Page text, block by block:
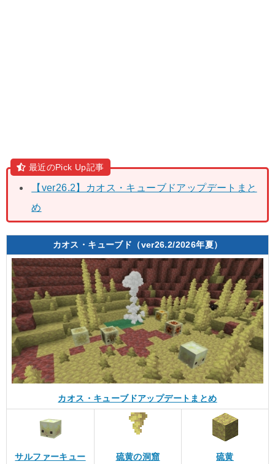
最近のPick Up記事
【ver26.2】カオス・キューブドアップデートまと
め
カオス・キューブド（ver26.2/2026年夏）
カオス・キューブドアップデートまとめ
サルファーキュー 硫黄の洞窟 硫黄